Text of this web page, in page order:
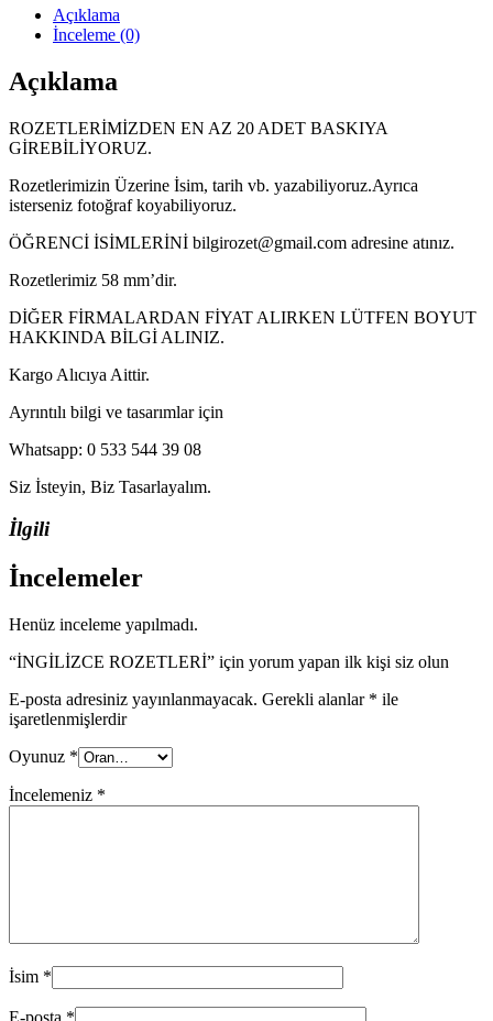
Açıklama
İnceleme (0)
Açıklama
ROZETLERİMİZDEN EN AZ 20 ADET BASKIYA
GİREBİLİYORUZ.
Rozetlerimizin Üzerine İsim, tarih vb. yazabiliyoruz.Ayrıca
isterseniz fotoğraf koyabiliyoruz.
ÖĞRENCİ İSİMLERİNİ bilgirozet@gmail.com adresine atınız.
Rozetlerimiz 58 mm’dir.
DİĞER FİRMALARDAN FİYAT ALIRKEN LÜTFEN BOYUT
HAKKINDA BİLGİ ALINIZ.
Kargo Alıcıya Aittir.
Ayrıntılı bilgi ve tasarımlar için
Whatsapp: 0 533 544 39 08
Siz İsteyin, Biz Tasarlayalım.
İlgili
İncelemeler
Henüz inceleme yapılmadı.
“İNGİLİZCE ROZETLERİ” için yorum yapan ilk kişi siz olun
E-posta adresiniz yayınlanmayacak. Gerekli alanlar * ile
işaretlenmişlerdir
Oyunuz *
İncelemeniz *
İsim *